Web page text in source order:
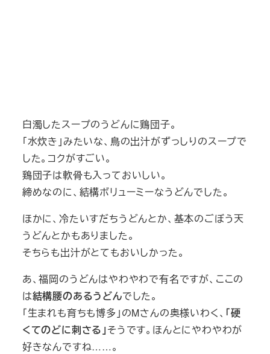
白濁したスープのうどんに鶏団子。
「水炊き」みたいな、鳥の出汁がずっしりのスープで
した。コクがすごい。
鶏団子は軟骨も入っておいしい。
締めなのに、結構ボリューミーなうどんでした。
ほかに、冷たいすだちうどんとか、基本のごぼう天
うどんとかもありました。
そちらも出汁がとてもおいしかった。
あ、福岡のうどんはやわやわで有名ですが、ここの
は結構腰のあるうどんでした。
「生まれも育ちも博多」のMさんの奥様いわく、 「硬
くてのどに刺さる」そうです。ほんとにやわやわが
好きなんですね……。